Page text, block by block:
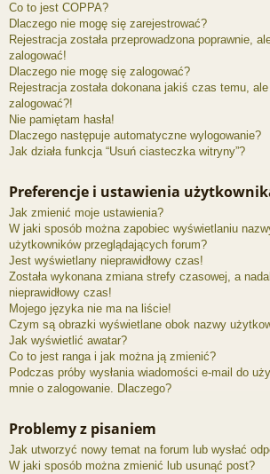
Co to jest COPPA?
Dlaczego nie mogę się zarejestrować?
Rejestracja została przeprowadzona poprawnie,
zalogować!
Dlaczego nie mogę się zalogować?
Rejestracja została dokonana jakiś czas temu,
zalogować?!
Nie pamiętam hasła!
Dlaczego następuje automatyczne wylogowanie?
Jak działa funkcja “Usuń ciasteczka witryny”?
Preferencje i ustawienia
Jak zmienić moje ustawienia?
W jaki sposób można zapobiec wyświetlaniu
użytkowników przeglądających forum?
Jest wyświetlany nieprawidłowy czas!
Została wykonana zmiana strefy czasowej, a
nieprawidłowy czas!
Mojego języka nie ma na liście!
Czym są obrazki wyświetlane obok nazwy
Jak wyświetlić awatar?
Co to jest ranga i jak można ją zmienić?
Podczas próby wysłania wiadomości e-mail do
mnie o zalogowanie. Dlaczego?
Problemy z pisaniem
Jak utworzyć nowy temat na forum lub wysłać
W jaki sposób można zmienić lub usunąć post?